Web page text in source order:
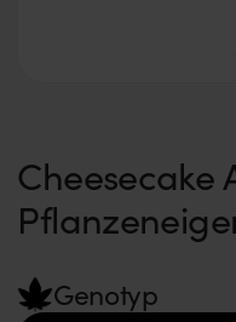
Cheesecake
Genotyp